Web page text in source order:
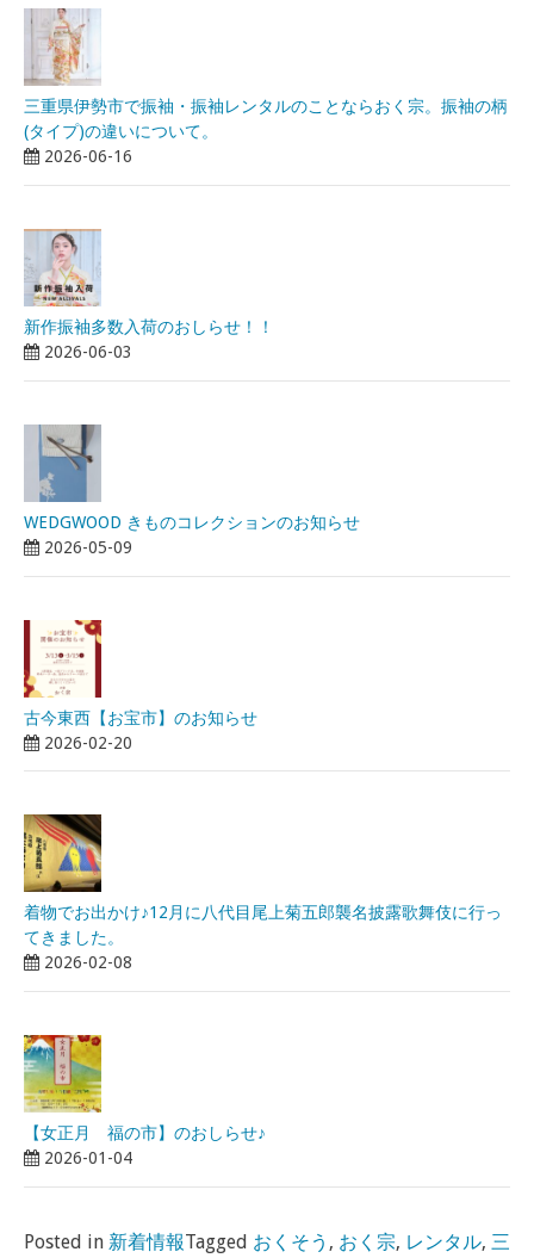
三重県伊勢市で振袖・振袖レンタルのことならおく宗。振袖の柄
(タイプ)の違いについて。
2026-06-16
新作振袖多数入荷のおしらせ！！
2026-06-03
WEDGWOOD きものコレクションのお知らせ
2026-05-09
古今東西【お宝市】のお知らせ
2026-02-20
着物でお出かけ♪12月に八代目尾上菊五郎襲名披露歌舞伎に行っ
てきました。
2026-02-08
【女正月 福の市】のおしらせ♪
2026-01-04
Posted in 新着情報Tagged おくそう , おく宗, レンタル, 三